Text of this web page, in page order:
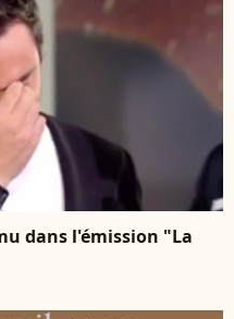
dans l'émission "La